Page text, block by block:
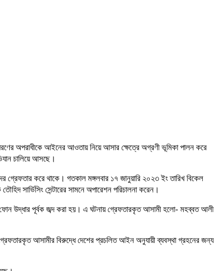
অপরাধীকে আইনের আওতায় নিয়ে আসার ক্ষেত্রে অগ্রণী ভূমিকা পালন করে
চালিয়ে আসছে।
গ্রেফতার করে থাকে। গতকাল মঙ্গলবার ১৭ জানুয়ারি ২০২৩ ইং তারিখ বিকেল
সার্ভিসিং সেন্টারের সামনে অপারেশন পরিচালনা করেন।
ফোন উদ্ধার পূর্বক জব্দ করা হয়। এ ঘটনায় গ্রেফতারকৃত আসামী হলো- মহব্বত আলী
আসামীর বিরুদ্ধে দেশের প্রচলিত আইন অনুযায়ী ব্যবস্থা গ্রহনের জন্য